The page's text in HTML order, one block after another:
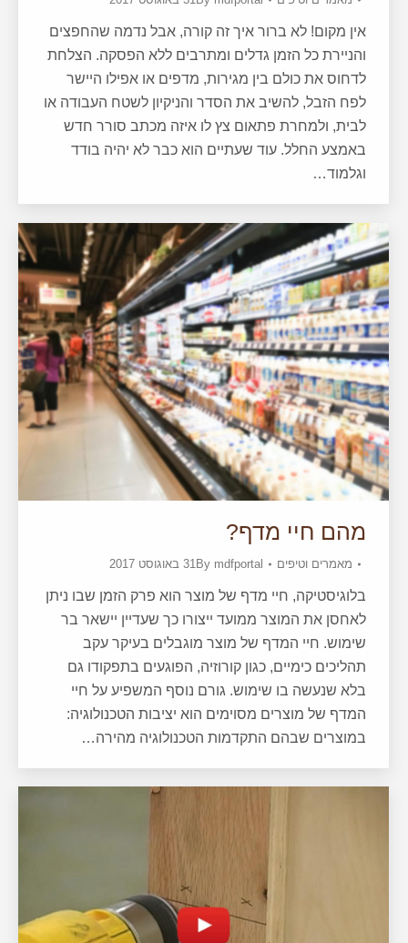
אין מקום! לא ברור איך זה קורה, אבל נדמה שהחפצים
והניירת כל הזמן גדלים ומתרבים ללא הפסקה. הצלחת
לדחוס את כולם בין מגירות, מדפים או אפילו היישר
לפח הזבל, להשיב את הסדר והניקיון לשטח העבודה או
לבית, ולמחרת פתאום צץ לו איזה מכתב סורר חדש
באמצע החלל. עוד שעתיים הוא כבר לא יהיה בודד
וגלמוד…
מהם חיי מדף?
מאמרים וטיפים By mdfportal 31 באוגוסט 2017
בלוגיסטיקה, חיי מדף של מוצר הוא פרק הזמן שבו ניתן
לאחסן את המוצר ממועד ייצורו כך שעדיין יישאר בר
שימוש. חיי המדף של מוצר מוגבלים בעיקר עקב
תהליכים כימיים, כגון קורוזיה, הפוגעים בתפקודו גם
בלא שנעשה בו שימוש. גורם נוסף המשפיע על חיי
המדף של מוצרים מסוימים הוא יציבות הטכנולוגיה:
במוצרים שבהם התקדמות הטכנולוגיה מהירה…